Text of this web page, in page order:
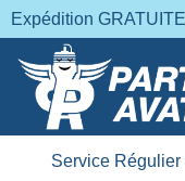
Expédition
Service Régulier